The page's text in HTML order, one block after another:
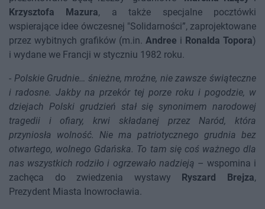
Krzysztofa Mazura, a także specjalne pocztówki
wspierające idee ówczesnej "Solidarności”, zaprojektowane
przez wybitnych grafików (m.in. Andree i Ronalda Topora)
i wydane we Francji w styczniu 1982 roku.
- Polskie Grudnie… śnieżne, mroźne, nie zawsze świąteczne
i radosne. Jakby na przekór tej porze roku i pogodzie, w
dziejach Polski grudzień stał się synonimem narodowej
tragedii i ofiary, krwi składanej przez Naród, która
przyniosła wolność. Nie ma patriotycznego grudnia bez
otwartego, wolnego Gdańska. To tam się coś ważnego dla
nas wszystkich rodziło i ogrzewało nadzieją – wspomina i
zachęca do zwiedzenia wystawy
Ryszard Brejza,
Prezydent Miasta Inowrocławia.